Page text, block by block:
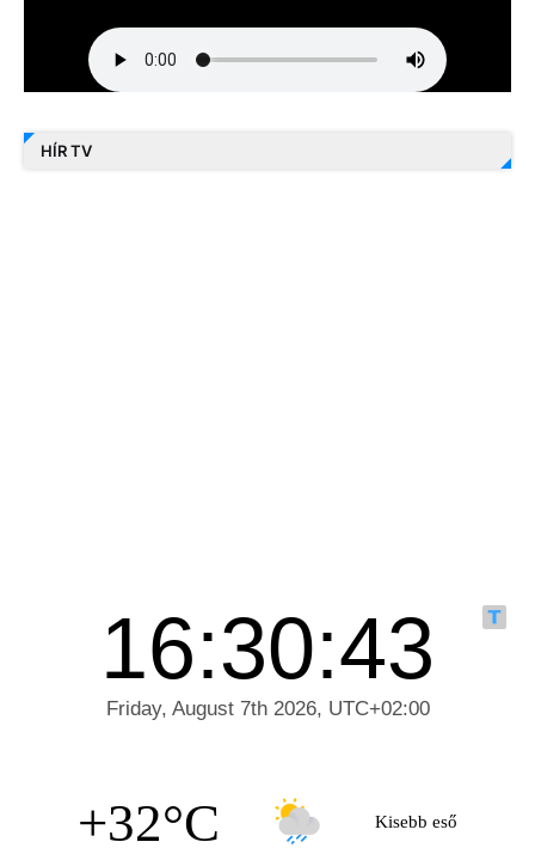
HÍR TV
+32°C Kisebb eső